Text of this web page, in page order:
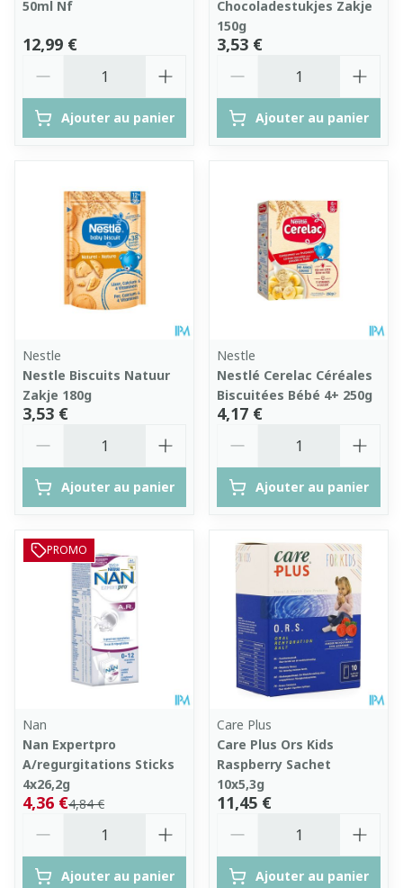
50ml Nf
12,99 €
Ajouter au panier
Chocoladestukjes Zakje
150g
3,53 €
Ajouter au panier
Nestle
Nestle Biscuits Natuur
Zakje 180g
3,53 €
Ajouter au panier
Nestle
Nestlé Cerelac Céréales
Biscuitées Bébé 4+ 250g
4,17 €
Ajouter au panier
PROMO
Nan
Nan Expertpro
A/regurgitations Sticks
4x26,2g
4,84 €
4,36 €
Ajouter au panier
Care Plus
Care Plus Ors Kids
Raspberry Sachet
10x5,3g
11,45 €
Ajouter au panier